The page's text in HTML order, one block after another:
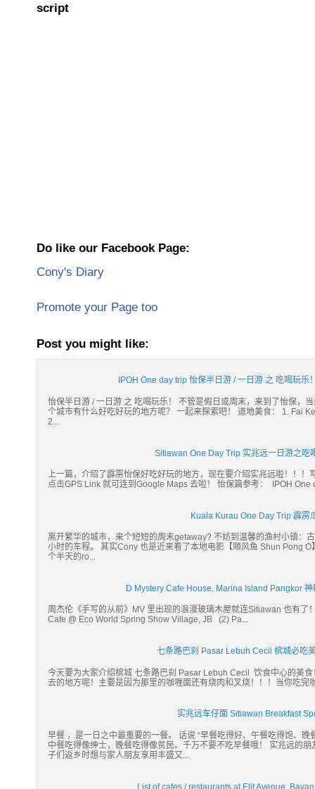
script
Do like our Facebook Page:
Cony's Diary
Promote your Page too
Post you might like:
IPOH One day trip 怡保半日游 / 一日游 之 吃喝玩
怡保半日游 / 一日游 之 吃喝玩乐！ 不管是假日或周末，来到了怡保，
个城市有什么好吃好玩的地方呢？ 一起来探索吧！ 道地美食： 1. Fai
2...
Sitiawan One Day Trip 实兆远一日游之吃
上一篇，介绍了霹雳怡保好吃好玩的地方，现在要介绍实兆远啦！！
点击GPS Link 就可连到Google Maps 去啦！ 怡保篇参考： IPOH One
Kuala Kurau One Day Trip 霹雳
离开繁华的城市，来个短短的周末getaway? 不妨到温馨的渔村小镇：
小时的车程。 其实Cony 也是近来看了本地电影【顺风鱼 Shun Pong
个半天的ro...
D Mystery Cafe House, Marina Island Pangkor
周杰伦《手写的从前》MV 里出现的浪漫玻璃木屋就连Sitiawan 也有
Cafe @ Eco World Spring Show Village, JB (2) Pa...
七条路巴刹 Pasar Lebuh Cecil 槟城必吃
今天要为大家介绍槟城 七条路巴刹 Pasar Lebuh Cecil 饮食中心的美
去的地方呢！主要是因为那里的咖喱面还有烧肉和叉烧！！！当你吃完
实兆远车仔面 Sitiawan Breakfast
早餐 ，是一日之中最重要的一餐。 话说 “早餐吃得好、午餐吃得饱、
中餐吃得像绅士，晚餐吃得像贫民。千万不要不吃早餐哦！ 实兆远的
子们返乡时想与家人朋友享用丰盛又...
List of cafes / restaurants at Elit Avenue,